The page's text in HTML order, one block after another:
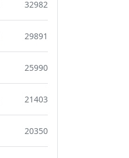
32982
29891
25990
21403
20350